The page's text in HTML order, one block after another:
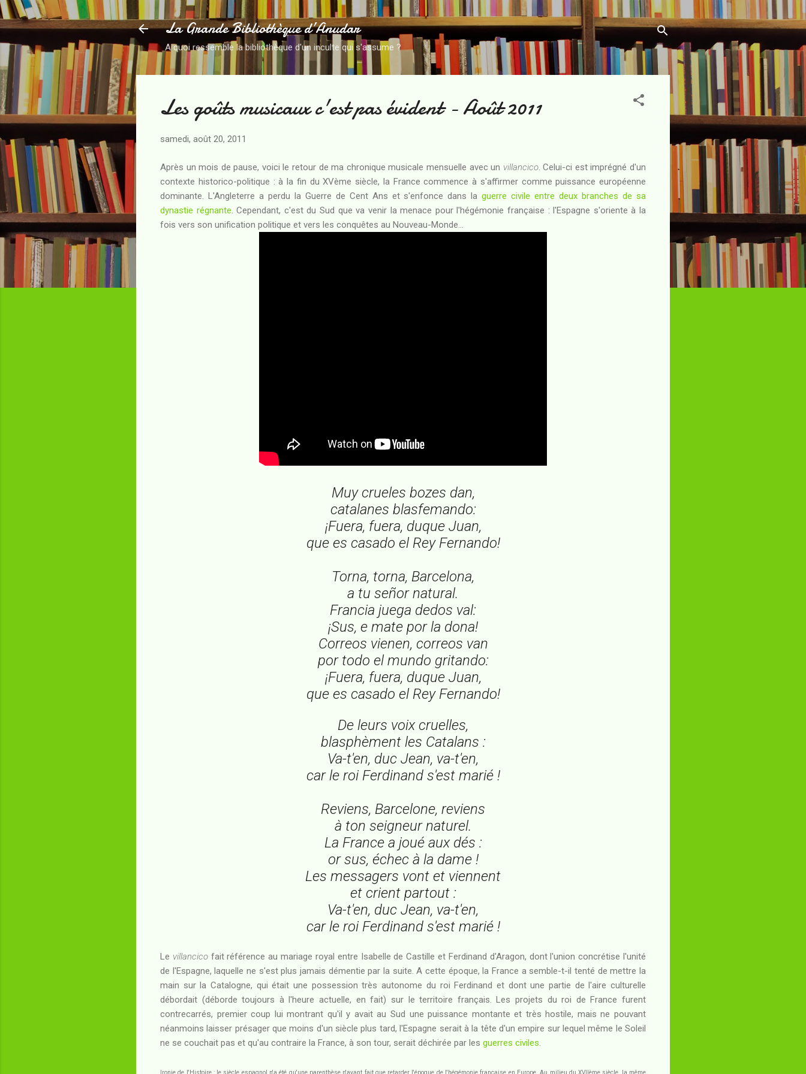
Accéder au contenu principal
La Grande Bibliothèque d’Anudar
A quoi ressemble la bibliothèque d'un inculte qui s'assume ?
Les goûts musicaux c'est pas évident - Août 2011
samedi, août 20, 2011
Après un mois de pause, voici le retour de ma chronique musicale mensuelle avec un villancico. Celui-ci est imprégné d'un
contexte historico-politique : à la fin du XVème siècle, la France commence à s'affirmer comme puissance européenne
dominante. L'Angleterre a perdu la Guerre de Cent Ans et s'enfonce dans laguerre civile entre deux branches de sa
dynastie régnante . Cependant, c'est du Sud que va venir la menace pour l'hégémonie française : l'Espagne s'oriente à la
fois vers son unification politique et vers les conquêtes au Nouveau-Monde...
Muy crueles bozes dan,
catalanes blasfemando:
¡Fuera, fuera, duque Juan,
que es casado el Rey Fernando!
Torna, torna, Barcelona,
a tu señor natural.
Francia juega dedos val:
¡Sus, e mate por la dona!
Correos vienen, correos van
por todo el mundo gritando:
¡Fuera, fuera, duque Juan,
que es casado el Rey Fernando!
De leurs voix cruelles,
blasphèment les Catalans :
Va-t'en, duc Jean, va-t'en,
car le roi Ferdinand s'est marié !
Reviens, Barcelone, reviens
à ton seigneur naturel.
La France a joué aux dés :
or sus, échec à la dame !
Les messagers vont et viennent
et crient partout :
Va-t'en, duc Jean, va-t'en,
car le roi Ferdinand s'est marié !
Le villancicofait référence au mariage royal entre Isabelle de Castille et Ferdinand d'Aragon, dont l'union concrétise l'unité
de l'Espagne, laquelle ne s'est plus jamais démentie par la suite. A cette époque, la France a semble-t-il tenté de mettre la
main sur la Catalogne, qui était une possession très autonome du roi Ferdinand et dont une partie de l'aire culturelle
débordait (déborde toujours à l'heure actuelle, en fait) sur le territoire français. Les projets du roi de France furent
contrecarrés, premier coup lui montrant qu'il y avait au Sud une puissance montante et très hostile, mais ne pouvant
néanmoins laisser présager que moins d'un siècle plus tard, l'Espagne serait à la tête d'un empire sur lequel même le Soleil
ne se couchait pas et qu'au contraire la France, à son tour, serait déchirée par les guerres civiles
Ironie de l'Histoire : le siècle espagnol n'a été qu'une parenthèse n'ayant fait que retarder l'époque de l'hégémonie française en Europe. Au milieu du XVIIème siècle, la même